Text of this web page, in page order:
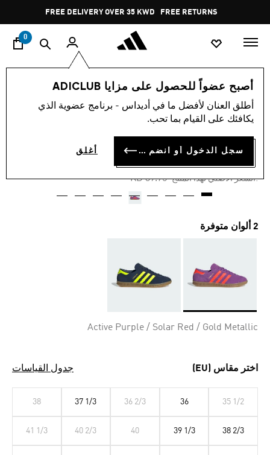
Pause
promotion
rotation
FREE DELIVERY OVER 35 KWD FREE RETURNS
0
أصبح عضواً للحصول على مزايا ADICLUB
أطلق العنان لأفضل ما في أديداس - برنامج عضوية الذي
يكافئك على القيام بما تحب.
سجل الدخول أو انضم الآن أغلق
النساء
-50%
حذاء HAMBURG
KD 17.89
:السعر الأصلي لهذا المنتج Price reduced from
KD 39.75
to
2 ألوان متوفرة
Active Purple / Solar Red / Gold Metallic
اختر مقاس (EU) جدول القياسات
35 1/2
36
36 2/3
37 1/3
38
38 2/3
39 1/3
40
40 2/3
41 1/3